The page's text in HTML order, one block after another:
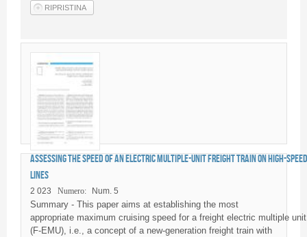
Suppliers of products and services
Assessing the speed of an electric multiple-unit freight train on high-speed
lines
2 023 Numero: Num. 5
Summary - This paper aims at establishing the most
appropriate maximum cruising speed for a freight electric multiple unit
(F-EMU), i.e., a concept of a new-generation freight train with